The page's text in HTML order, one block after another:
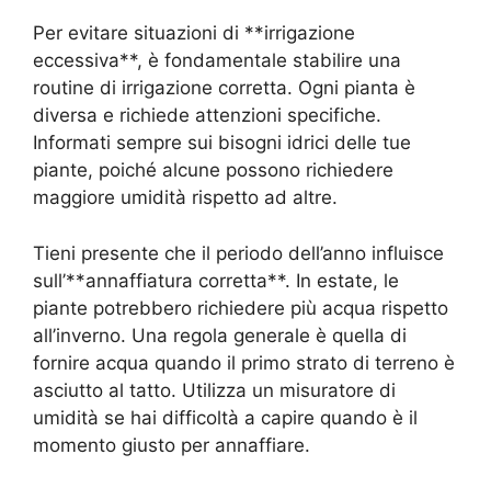
Per evitare situazioni di **irrigazione
eccessiva**, è fondamentale stabilire una
routine di irrigazione corretta. Ogni pianta è
diversa e richiede attenzioni specifiche.
Informati sempre sui bisogni idrici delle tue
piante, poiché alcune possono richiedere
maggiore umidità rispetto ad altre.
Tieni presente che il periodo dell’anno influisce
sull’**annaffiatura corretta**. In estate, le
piante potrebbero richiedere più acqua rispetto
all’inverno. Una regola generale è quella di
fornire acqua quando il primo strato di terreno è
asciutto al tatto. Utilizza un misuratore di
umidità se hai difficoltà a capire quando è il
momento giusto per annaffiare.